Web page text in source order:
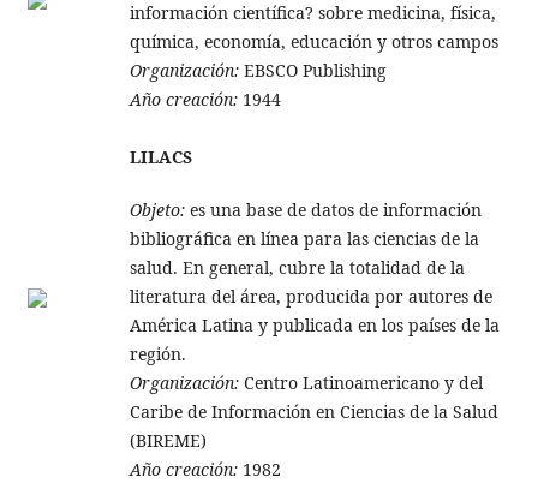
información científica? sobre medicina, física,
química, economía, educación y otros campos
Organización:EBSCO Publishing
Año creación: 1944
LILACS
Objeto: es una base de datos de información
bibliográfica en línea para las ciencias de la
salud. En general, cubre la totalidad de la
literatura del área, producida por autores de
América Latina y publicada en los países de la
región.
Organización:Centro Latinoamericano y del
Caribe de Información en Ciencias de la Salud
(BIREME)
Año creación:1982